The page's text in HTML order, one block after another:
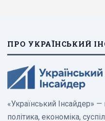
ПРО УКРАЇНСЬКИЙ
«Український Інсайдер» —
політика, економіка,